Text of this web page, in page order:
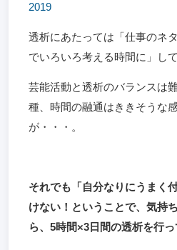
2019
透析にあたっては「仕事のネ
でいろいろ考える時間に」し
芸能活動と透析のバランスは
種、時間の融通はききそうな
が・・・。
それでも「自分なりにうまく
けない！ということで、気持
ら、5時間×3日間の透析を行っ